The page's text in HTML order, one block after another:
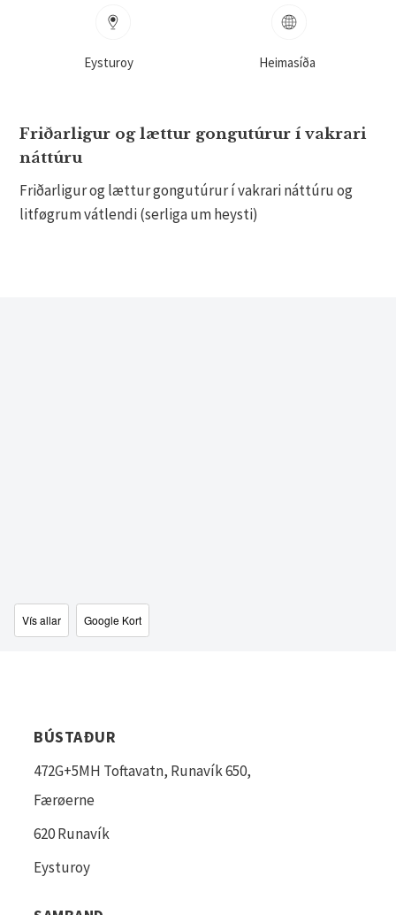
Eysturoy Heimasíða
Friðarligur og lættur gongutúrur í vakrari
náttúru
Friðarligur og lættur gongutúrur í vakrari náttúru og
litføgrum vátlendi (serliga um heysti)
Vís allar Google Kort
BÚSTAÐUR
472G+5MH Toftavatn, Runavík 650,
Færøerne
620 Runavík
Eysturoy